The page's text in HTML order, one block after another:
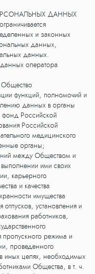
ДАННЫХ
и законных
данных,
данных.
оператора
функций, полномочий и
данных в органы
фонд Российской
Российской
медицинского
органы;
между Обществом и
ими своих
карьерного
и качества
имущества
установления и
работников,
пропускного режима и
проведенного
иных целях, необходимых
Общества, в т. ч.